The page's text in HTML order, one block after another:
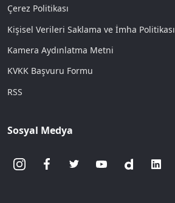
Çerez Politikası
Kişisel Verileri Saklama ve İmha Politikası
Kamera Aydınlatma Metni
KVKK Başvuru Formu
RSS
Sosyal Medya